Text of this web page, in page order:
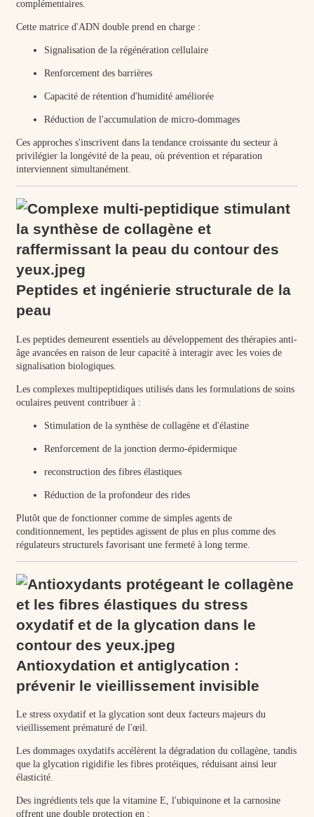
complémentaires.
Cette matrice d'ADN double prend en charge :
Signalisation de la régénération cellulaire
Renforcement des barrières
Capacité de rétention d'humidité améliorée
Réduction de l'accumulation de micro-dommages
Ces approches s'inscrivent dans la tendance croissante du secteur à
privilégier la longévité de la peau, où prévention et réparation
interviennent simultanément.
Peptides et ingénierie structurale de la
peau
Les peptides demeurent essentiels au développement des thérapies anti-
âge avancées en raison de leur capacité à interagir avec les voies de
signalisation biologiques.
Les complexes multipeptidiques utilisés dans les formulations de soins
oculaires peuvent contribuer à :
Stimulation de la synthèse de collagène et d'élastine
Renforcement de la jonction dermo-épidermique
reconstruction des fibres élastiques
Réduction de la profondeur des rides
Plutôt que de fonctionner comme de simples agents de
conditionnement, les peptides agissent de plus en plus comme des
régulateurs structurels favorisant une fermeté à long terme.
Antioxydation et antiglycation :
prévenir le vieillissement invisible
Le stress oxydatif et la glycation sont deux facteurs majeurs du
vieillissement prématuré de l'œil.
Les dommages oxydatifs accélèrent la dégradation du collagène, tandis
que la glycation rigidifie les fibres protéiques, réduisant ainsi leur
élasticité.
Des ingrédients tels que la vitamine E, l'ubiquinone et la carnosine
offrent une double protection en :